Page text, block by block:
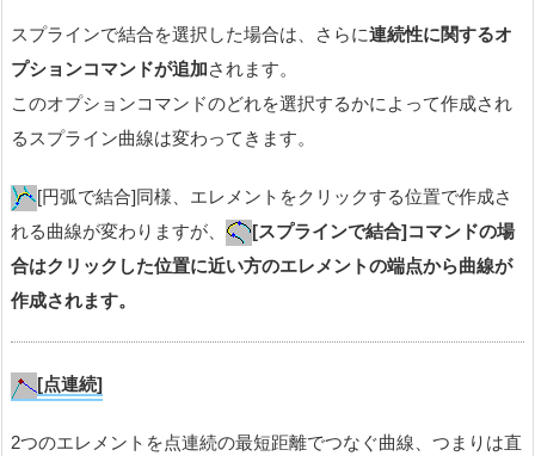
スプラインで結合を選択した場合は、さらに連続性に関するオ
プションコマンドが追加されます。
このオプションコマンドのどれを選択するかによって作成され
るスプライン曲線は変わってきます。
[円弧で結合]同様、エレメントをクリックする位置で作成さ
れる曲線が変わりますが、
[スプラインで結合]コマンドの場
合はクリックした位置に近い方のエレメントの端点から曲線が
作成されます。
[点連続]
2つのエレメントを点連続の最短距離でつなぐ曲線、つまりは直